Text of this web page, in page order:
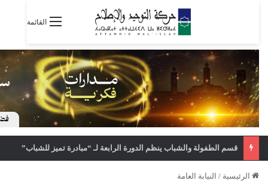
القائمة
قسم الطفولة والشباب ينظم الدورة الرابعة لـ “مبادرة تميز للشباب”
الرئيسية / النيابة العامة